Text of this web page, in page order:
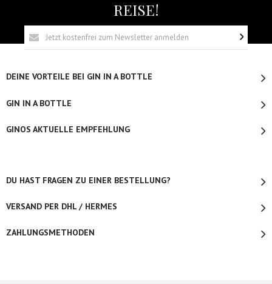
REISE!
DEINE VORTEILE BEI GIN IN A BOTTLE
GIN IN A BOTTLE
GINOS AKTUELLE EMPFEHLUNG
DU HAST FRAGEN ZU EINER BESTELLUNG?
VERSAND PER DHL / HERMES
ZAHLUNGSMETHODEN